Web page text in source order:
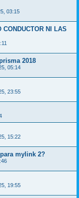
03:15
CONDUCTOR NI LAS
2018
05:14
23:55
15:22
mylink 2?
19:55